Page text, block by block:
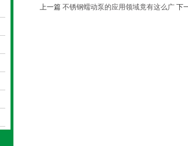
上一篇 不锈钢蠕动泵的应用领域竟有这么广 下